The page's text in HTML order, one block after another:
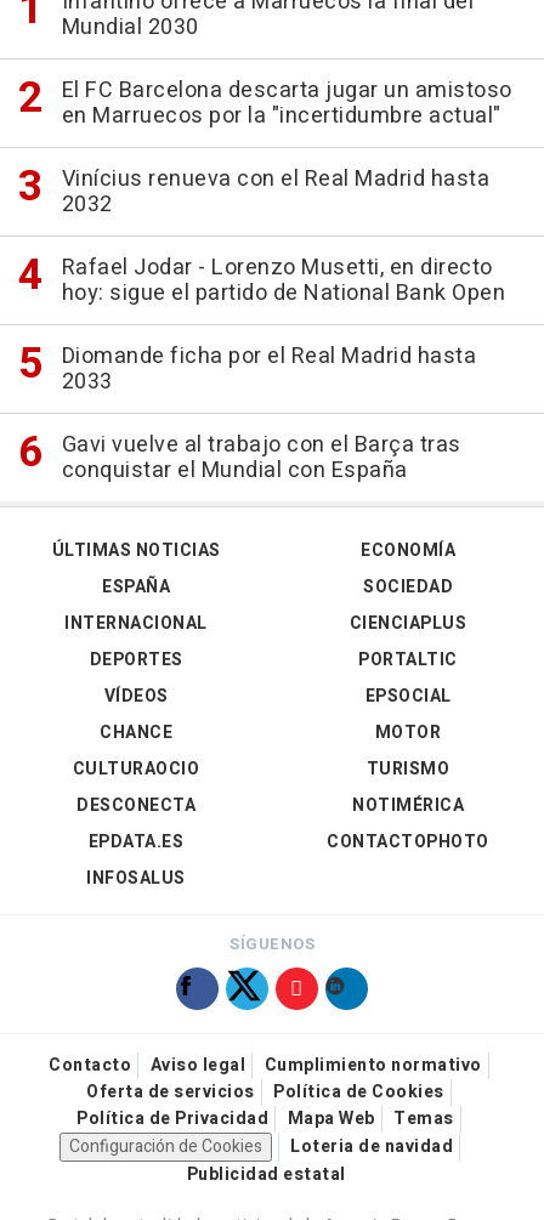
Mundial 2030
El FC Barcelona descarta jugar un amistoso
en Marruecos por la "incertidumbre actual"
Vinícius renueva con el Real Madrid hasta
2032
Rafael Jodar - Lorenzo Musetti, en directo
hoy: sigue el partido de National Bank Open
Diomande ficha por el Real Madrid hasta
2033
Gavi vuelve al trabajo con el Barça tras
conquistar el Mundial con España
ÚLTIMAS NOTICIAS
ESPAÑA
INTERNACIONAL
DEPORTES
VÍDEOS
ECONOMÍA
SOCIEDAD
CIENCIAPLUS
PORTALTIC
EPSOCIAL
CHANCE
CULTURAOCIO
DESCONECTA
EPDATA.ES
INFOSALUS
MOTOR
TURISMO
NOTIMÉRICA
CONTACTOPHOTO
SÍGUENOS
Contacto Aviso legal
Cumplimiento normativo
Oferta de servicios
Política de Cookies
Política de Privacidad
Mapa Web
Temas
Configuración de Cookies
Loteria de navidad
Publicidad estatal